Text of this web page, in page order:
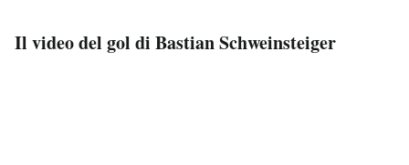
Il video del gol di Bastian Schweinsteiger